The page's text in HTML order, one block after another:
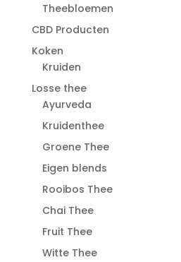
Theebloemen
CBD Producten
Koken
Kruiden
Losse thee
Ayurveda
Kruidenthee
Groene Thee
Eigen blends
Rooibos Thee
Chai Thee
Fruit Thee
Witte Thee